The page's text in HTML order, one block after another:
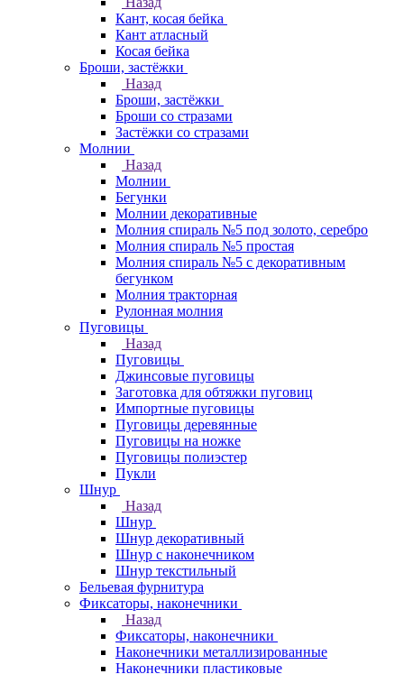
Кант, косая бейка
Кант атласный
Косая бейка
Броши, застёжки
Назад
Броши, застёжки
Броши со стразами
Застёжки со стразами
Молнии
Назад
Молнии
Бегунки
Молнии декоративные
Молния спираль №5 под золото, серебро
Молния спираль №5 простая
Молния спираль №5 с декоративным
бегунком
Молния тракторная
Рулонная молния
Пуговицы
Назад
Пуговицы
Джинсовые пуговицы
Заготовка для обтяжки пуговиц
Импортные пуговицы
Пуговицы деревянные
Пуговицы на ножке
Пуговицы полиэстер
Пукли
Шнур
Назад
Шнур
Шнур декоративный
Шнур с наконечником
Шнур текстильный
Бельевая фурнитура
Фиксаторы, наконечники
Назад
Фиксаторы, наконечники
Наконечники металлизированные
Наконечники пластиковые